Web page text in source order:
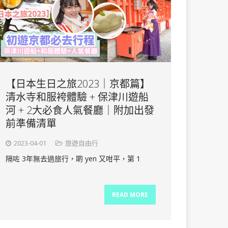
【日本生日之旅2023｜京都篇】
清水寺和服袴體驗 + 保津川遊船
河 + 2大必食人氣餐廳｜附加出發
前準備清單
2023-04-01 旅遊自由行
隔咗 3年無去過旅行，啲 yen 又咁平，第 1
READ MORE